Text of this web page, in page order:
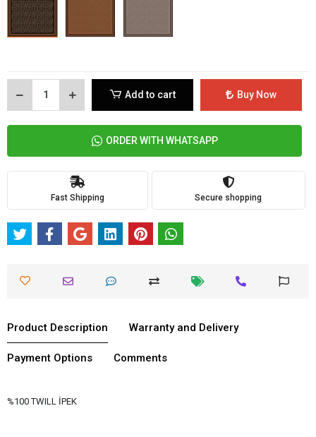
Add to cart Buy Now
ORDER WITH WHATSAPP
Fast Shipping Secure shopping
Product Description Warranty and Delivery
Payment Options Comments
%100 TWILL İPEK